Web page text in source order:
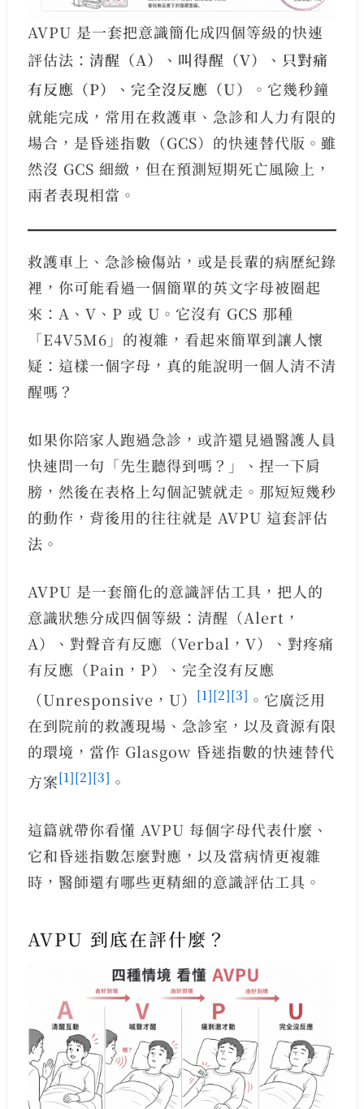
AVPU 是一套把意識簡化成四個等級的快速
評估法： 清醒（A）、叫得醒（V）、只對痛
有反應（P）、完全沒反應（U）
。它幾秒鐘
就能完成，常用在救護車、急診和人力有限的
場合，是昏迷指數（GCS）的快速替代版。雖
然沒 GCS 細緻，但在預測短期死亡風險上，
兩者表現相當。
救護車上、急診檢傷站，或是長輩的病歷紀錄
裡，你可能看過一個簡單的英文字母被圈起
來：A、V、P 或 U。它沒有 GCS 那種
「E4V5M6」的複雜，看起來簡單到讓人懷
疑：這樣一個字母，真的能說明一個人清不清
醒嗎？
如果你陪家人跑過急診，或許還見過醫護人員
快速問一句「先生聽得到嗎？」、捏一下肩
膀，然後在表格上勾個記號就走。那短短幾秒
的動作，背後用的往往就是 AVPU 這套評估
法。
AVPU 是一套簡化的意識評估工具，把人的
意識狀態分成四個等級：清醒（Alert，
A）、對聲音有反應（Verbal，V）、對疼痛
有反應（Pain，P）、完全沒有反應
（Unresponsive，U） [1][2][3] 。它廣泛用
在到院前的救護現場、急診室，以及資源有限
的環境，當作 Glasgow 昏迷指數的快速替代
方案[1][2][3] 。
這篇就帶你看懂 AVPU 每個字母代表什麼、
它和昏迷指數怎麼對應，以及當病情更複雜
時，醫師還有哪些更精細的意識評估工具。
AVPU 到底在評什麼？